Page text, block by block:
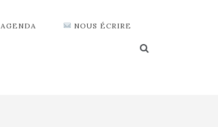
AGENDA NOUS ÉCRIRE